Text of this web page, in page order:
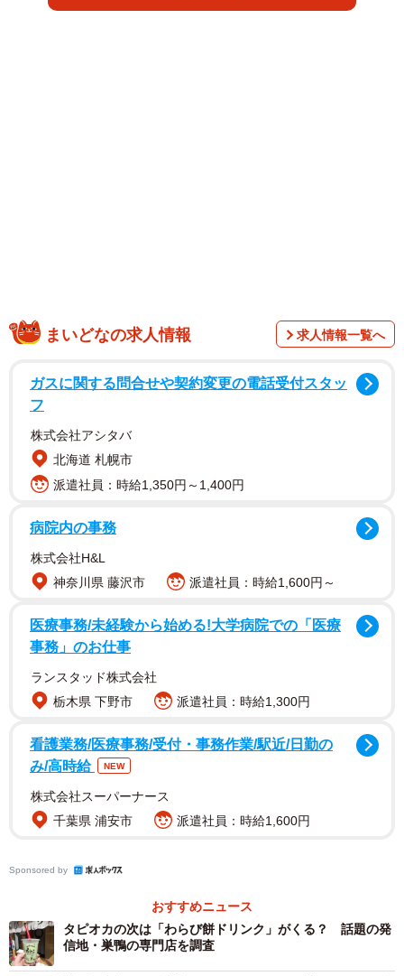
方法とは、何と「水ですすぐ」こと。「表面がトゥルット
話題の食べ方は、今月７日にTwitterユーザーの、くのし
ん（@kuno4n）さんがつぶやいたもの。これまでに3万リ
ツイート、11.3万いいねを集め、「初めて知りました！」
という驚きに加え「ずっとすすいで食べるものだと思って
との声も上がりました。
話題になったツイート（一部画像を加工しています）
―まず、このわらび餅はどうやって作るのでしょう？
「まずは原料に異常がないか検品し、正しく計量したら、
まいどなの求人情報 求人情報一覧へ
ガスに関する問合せや契約変更の電話受付スタッ
フ
株式会社アシタバ
北海道 札幌市
派遣社員：時給1,350円～1,400円
病院内の事務
株式会社H&L
神奈川県 藤沢市
派遣社員：時給1,600円～
医療事務/未経験から始める!大学病院での「医療
事務」のお仕事
ランスタッド株式会社
栃木県 下野市
派遣社員：時給1,300円
看護業務/医療事務/受付・事務作業/駅近/日勤の
み/高時給
NEW
株式会社スーパーナース
千葉県 浦安市
派遣社員：時給1,600円
Sponsored by
おすすめニュース
タピオカの次は「わらび餅ドリンク」がくる？ 話題の発
信地・巣鴨の専門店を調査